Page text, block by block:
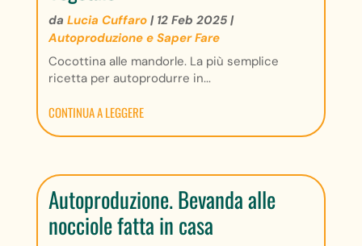
da Lucia Cuffaro| 12 Feb 2025|
Autoproduzione e Saper Fare
Cocottina alle mandorle. La più semplice
ricetta per autoprodurre in...
CONTINUA A LEGGERE
Autoproduzione. Bevanda alle
nocciole fatta in casa